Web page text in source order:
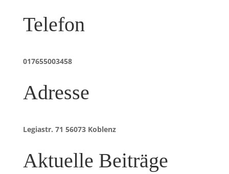
Telefon
017655003458
Adresse
Legiastr. 71 56073 Koblenz
Aktuelle Beiträge